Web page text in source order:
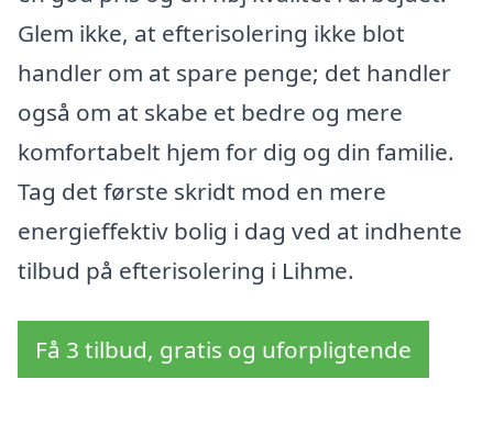
Glem ikke, at efterisolering ikke blot
handler om at spare penge; det handler
også om at skabe et bedre og mere
komfortabelt hjem for dig og din familie.
Tag det første skridt mod en mere
energieffektiv bolig i dag ved at indhente
tilbud på efterisolering i Lihme.
Få 3 tilbud, gratis og uforpligtende